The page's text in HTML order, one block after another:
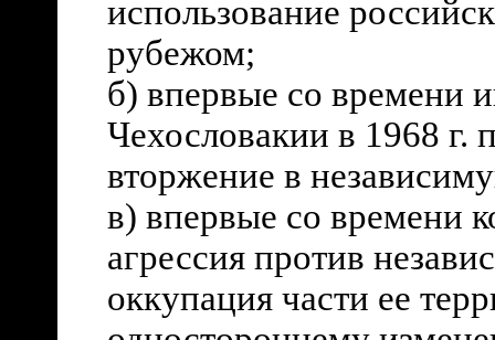
использование
рубежом;
б) впервые со времени
Чехословакии в 1968 г.
вторжение в
в) впервые со времени
агрессия против
оккупация части ее